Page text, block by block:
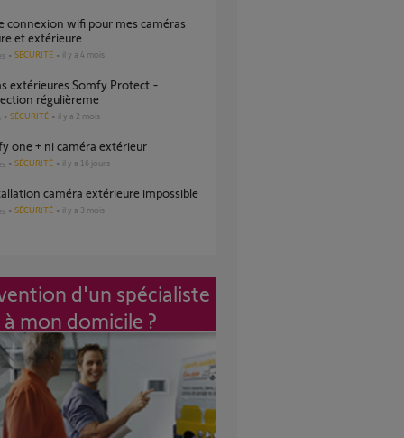
et extérieure
SÉCURITÉ il y a 4 mois
régulièreme
SÉCURITÉ il y a 2 mois
one + ni caméra extérieur
SÉCURITÉ il y a 16 jours
caméra extérieure impossible
SÉCURITÉ il y a 3 mois
d'un spécialiste
à mon domicile ?